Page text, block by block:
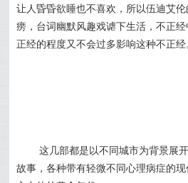
让人昏昏欲睡也不喜欢，所以伍迪艾
痨，台词幽默风趣戏谑下生活，不正
正经的程度又不会过多影响这种不正经
这几部都是以不同城市为背景展
故事，各种带有轻微不同心理病症的